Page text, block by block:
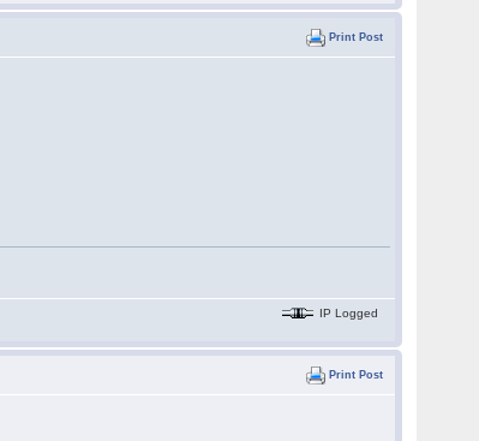
Print Post
IP Logged
Print Post